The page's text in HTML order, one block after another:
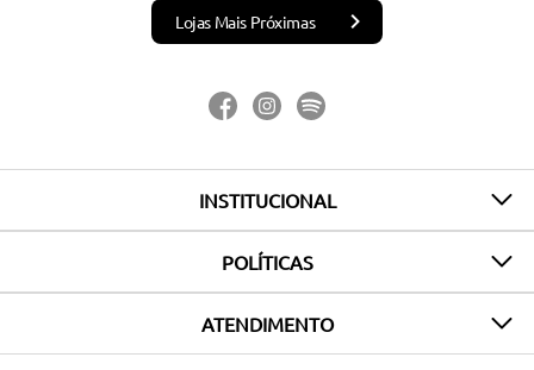
Lojas Mais Próximas
INSTITUCIONAL
POLÍTICAS
ATENDIMENTO